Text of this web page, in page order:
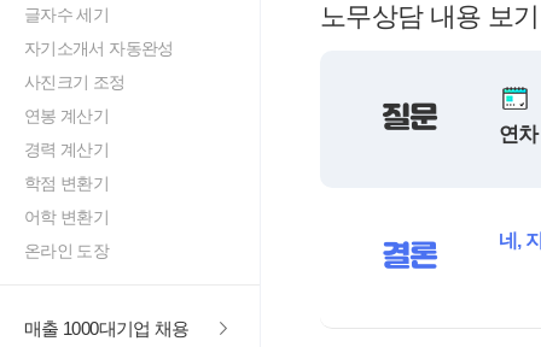
글자수 세기
자기소개서 자동완성
사진크기 조정
연봉 계산기
경력 계산기
학점 변환기
어학 변환기
온라인 도장
매출 1000대기업 채용
노무상담 내용 보기
질문 연
결론 네,